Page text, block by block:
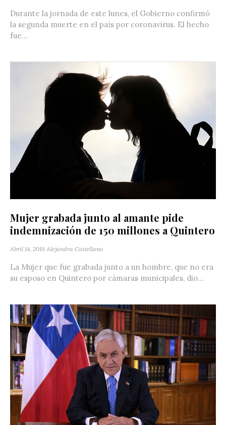
Durante la jornada de este lunes, el Gobierno confirmó
la segunda muerte en el país por coronavirus. El hecho
fue...
Mujer grabada junto al amante pide
indemnización de 150 millones a Quintero
Abril 14, 2019 Alejandra Castellano
La Mujer que fue grabada junto a un hombre, que no era
su esposo en Quintero por cámaras municipales, dio...